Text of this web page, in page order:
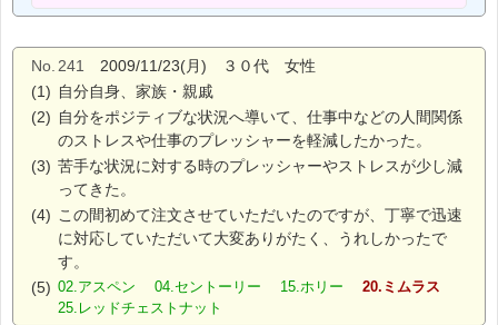
No. 241
2009/11/23(月) ３０代 女性
(1) 自分自身、家族・親戚
(2) 自分をポジティブな状況へ導いて、仕事中などの人間関係
のストレスや仕事のプレッシャーを軽減したかった。
(3) 苦手な状況に対する時のプレッシャーやストレスが少し減
ってきた。
(4) この間初めて注文させていただいたのですが、丁寧で迅速
に対応していただいて大変ありがたく、うれしかったで
す。
(5) 02.アスペン 04.セントーリー 15.ホリー 20.ミムラス
25.レッドチェストナット